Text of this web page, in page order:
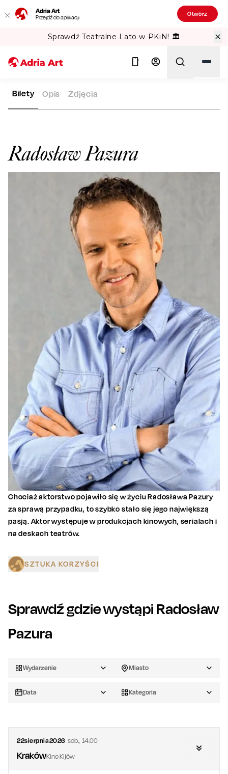
Adria Art
Przejdź do aplikacji Otwórz
Sprawdź Teatralne Lato w PKiN! 🏛️
ADRIA ART ARTYŚCI RADOSŁAW PAZURA
Radosław Pazura
Bilety Opis Zdjęcia
Chociaż aktorstwo pojawiło się w życiu Radosława Pazury
za sprawą przypadku, to szybko stało się jego największą
pasją. Aktor występuje w produkcjach kinowych, serialach i
na deskach teatrów.
SZTUKA KORZYŚCI
Sprawdź gdzie wystąpi Radosław
Pazura
Wydarzenie Miasto
Data Kategoria
22sierpnia2026 sob., 14.00
KrakówKino Kijów